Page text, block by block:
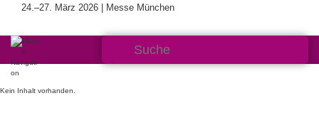
24.–27. März 2026 | Messe München
Kein Inhalt vorhanden.